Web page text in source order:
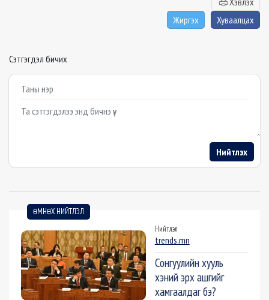
Жиргэх
Хуваалцах
Сэтгэгдэл бичих
Example textarea
Нийтлэх
ӨМНӨХ НИЙТЛЭЛ
Нийтлэл
trends.mn
Сонгуулийн хууль
хэний эрх ашгийг
хамгаалдаг бэ?